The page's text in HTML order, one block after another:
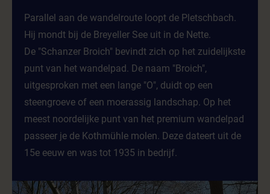
Parallel aan de wandelroute loopt de Pletschbach.
Hij mondt bij de Breyeller See uit in de Nette.
De "Schanzer Broich" bevindt zich op het zuidelijkste
punt van het wandelpad. De naam "Broich",
uitgesproken met een lange "O", duidt op een
steengroeve of een moerassig landschap. Op het
meest noordelijke punt van het premium wandelpad
passeer je de Kothmühle molen. Deze dateert uit de
15e eeuw en was tot 1935 in bedrijf.